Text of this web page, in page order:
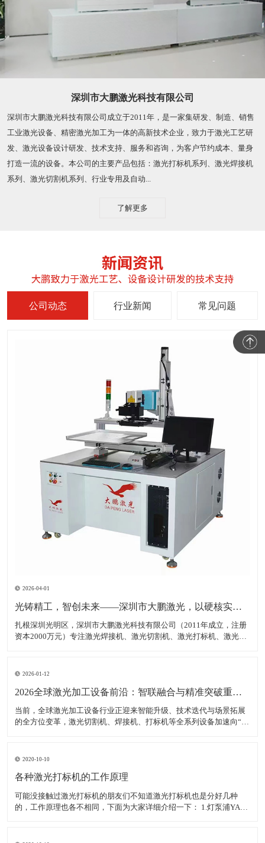
深圳市大鹏激光科技有限公司
深圳市大鹏激光科技有限公司成立于2011年，是一家集研发、制造、销售
工业激光设备、精密激光加工为一体的高新技术企业，致力于激光工艺研
发、激光设备设计研发、技术支持、服务和咨询，为客户节约成本、量身
打造一流的设备。本公司的主要产品包括：激光打标机系列、激光焊接机
系列、激光切割机系列、行业专用及自动...
了解更多
公司动态 行业新闻 常见问题
2026-04-01
光铸精工，智创未来——深圳市大鹏激光，以硬核实力领跑激光装备赛道
扎根深圳光明区，深圳市大鹏激光科技有限公司（2011年成立，注册
资本2000万元）专注激光焊接机、激光切割机、激光打标机、激光雕
钣金加工等多领域，精准服务各类制造企业、跨境卖家
2026-01-12
2026全球激光加工设备前沿：智联融合与精准突破重塑智造生态
当前，全球激光加工设备行业正迎来智能升级、技术迭代与场景拓展
的全方位变革，激光切割机、焊接机、打标机等全系列设备加速向“高
达380亿美元，年均增长率稳定在7.5%以上，中
2020-10-10
各种激光打标机的工作原理
可能没接触过激光打标机的朋友们不知道激光打标机也是分好几种
的，工作原理也各不相同，下面为大家详细介绍一下： 1.灯泵浦YAG
光，将激光能量放大后就形成对材料加工的激光束。 2.